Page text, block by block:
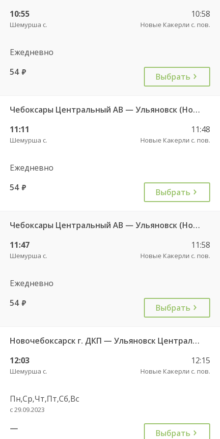
10:55
Шемурша с.
10:58
Новые Какерли с. пов.
Ежедневно
54 руб. Выбрать
Чебоксары Центральный АВ — Ульяновск (Новый город) ч/з Батырево с. ДКП 5843
11:11
Шемурша с.
11:48
Новые Какерли с. пов.
Ежедневно
54 руб. Выбрать
Чебоксары Центральный АВ — Ульяновск (Новый город) ч/з Батырево с. ДКП 5843.
11:47
Шемурша с.
11:58
Новые Какерли с. пов.
Ежедневно
54 руб. Выбрать
Новочебоксарск г. ДКП — Ульяновск Центральный АВ 695
12:03
Шемурша с.
12:15
Новые Какерли с. пов.
Пн,Ср,Чт,Пт,Сб,Вс
с 29.09.2023
— Выбрать